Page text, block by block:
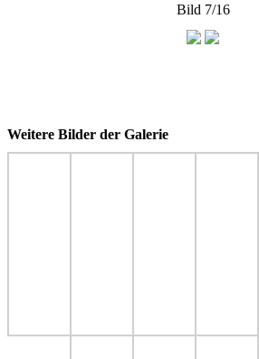
Bild 7/16
Weitere Bilder der Galerie